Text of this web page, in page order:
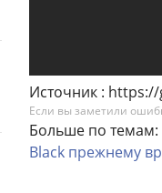
Источник :
Если вы заметили
Больше по темам:
Black прежнему